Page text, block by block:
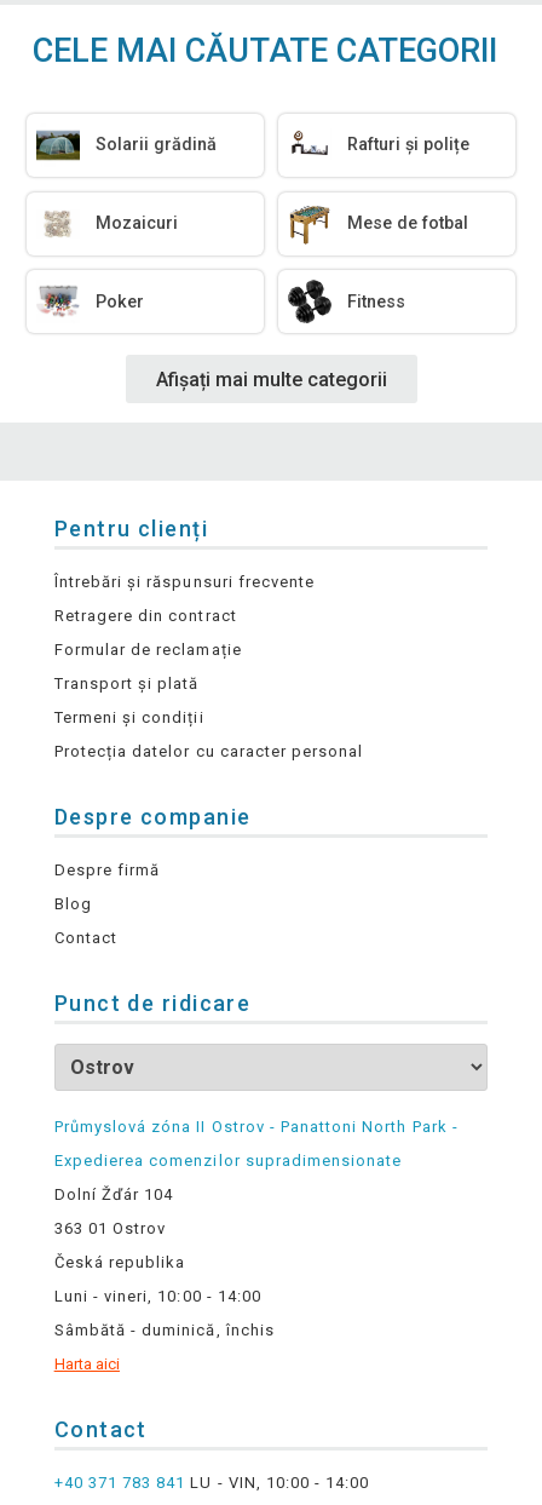
CELE MAI CĂUTATE CATEGORII
Solarii grădină Rafturi și polițe
Mozaicuri Mese de fotbal
Poker Fitness
Afișați mai multe categorii
Pentru clienți
Întrebări și răspunsuri frecvente
Retragere din contract
Formular de reclamație
Transport și plată
Termeni și condiții
Protecția datelor cu caracter personal
Despre companie
Despre firmă
Blog
Contact
Punct de ridicare
Průmyslová zóna II Ostrov - Panattoni North Park -
Expedierea comenzilor supradimensionate
Dolní Žďár 104
363 01 Ostrov
Česká republika
Luni - vineri, 10:00 - 14:00
Sâmbătă - duminică, închis
Harta aici
Contact
+40 371 783 841 LU - VIN, 10:00 - 14:00